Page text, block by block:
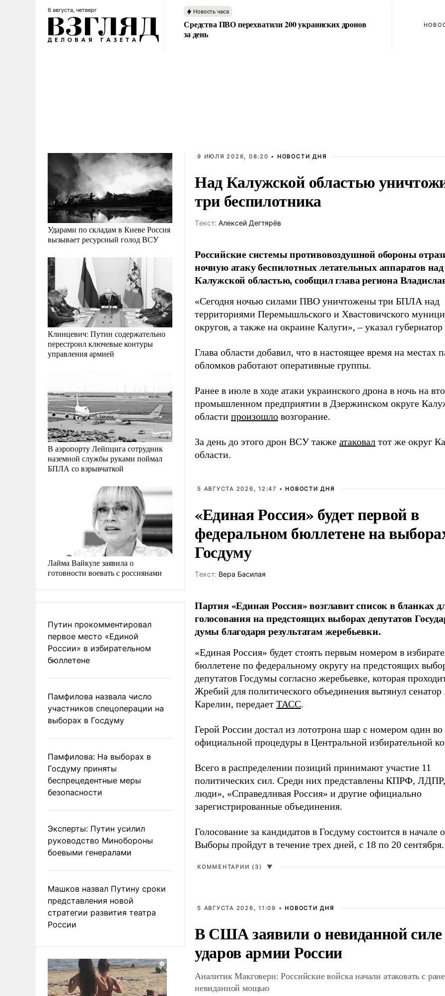
6 августа, четверг Новость часа
Средства ПВО перехватили 200 украинских дронов
за день
Ударами по складам в Киеве Россия
вызывает ресурсный голод ВСУ
Клинцевич: Путин содержательно
перестроил ключевые контуры
управления армией
В аэропорту Лейпцига сотрудник
наземной службы руками поймал
БПЛА со взрывчаткой
Лайма Вайкуле заявила о
готовности воевать с россиянами
Путин прокомментировал
первое место «Единой
России» в избирательном
бюллетене
Памфилова назвала число
участников спецоперации на
выборах в Госдуму
Памфилова: На выборах в
Госдуму приняты
беспрецедентные меры
безопасности
Эксперты: Путин усилил
руководство Минобороны
боевыми генералами
Машков назвал Путину сроки
представления новой
стратегии развития театра
России
9 ИЮЛЯ 2026, 08:20 • НОВОСТИ ДНЯ
Над Калужской областью
три беспилотника
Tекст: Алексей Дегтярёв
Российские системы противовоздушной обороны
ночную атаку беспилотных летательных аппаратов над
Калужской областью, сообщил глава региона
«Сегодня ночью силами ПВО уничтожены три БПЛА над
территориями Перемышльского и Хвастовичского
округов, а также на окраине Калуги», – указал
Глава области добавил, что в настоящее время на местах
обломков работают оперативные группы.
Ранее в июле в ходе атаки украинского дрона в ночь на
промышленном предприятии в Дзержинском округе
области произошло возгорание.
За день до этого дрон ВСУ также атаковал тот же округ
области.
5 АВГУСТА 2026, 12:47 • НОВОСТИ ДНЯ
«Единая Россия» будет первой в
федеральном бюллетене на
Госдуму
Tекст: Вера Басилая
Партия «Единая Россия» возглавит список в бланках
голосования на предстоящих выборах депутатов
думы благодаря результатам жеребьевки.
«Единая Россия» будет стоять первым номером в
бюллетене по федеральному округу на предстоящих
депутатов Госдумы согласно жеребьевке, которая
Жребий для политического объединения вытянул
Карелин, передает ТАСС.
Герой России достал из лототрона шар с номером один во
официальной процедуры в Центральной избирательной
Всего в распределении позиций принимают участие 11
политических сил. Среди них представлены КПРФ,
люди», «Справедливая Россия» и другие официально
зарегистрированные объединения.
Голосование за кандидатов в Госдуму состоится в начале
Выборы пройдут в течение трех дней, с 18 по 20 сентября.
КОММЕНТАРИИ (3) ▼
5 АВГУСТА 2026, 11:09 • НОВОСТИ ДНЯ
В США заявили о невиданной силе
ударов армии России
Аналитик Макговерн: Российские войска начали атаковать с
невиданной мощью